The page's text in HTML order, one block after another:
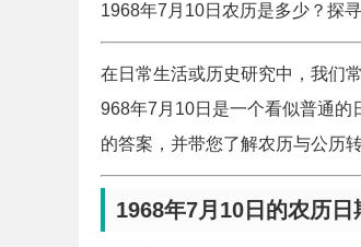
1968年7月10日农历是多少？探
在日常生活或历史研究中，我们
968年7月10日是一个看似普通的
的答案，并带您了解农历与公历
1968年7月10日的农历日